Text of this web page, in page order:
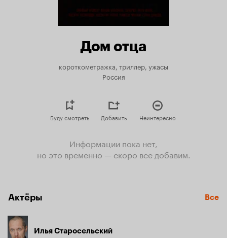
Дом отца
короткометражка, триллер, ужасы
Россия
Буду смотреть Добавить Неинтересно
Информации пока нет,
но это временно — скоро все добавим.
Актёры Все
Илья Старосельский